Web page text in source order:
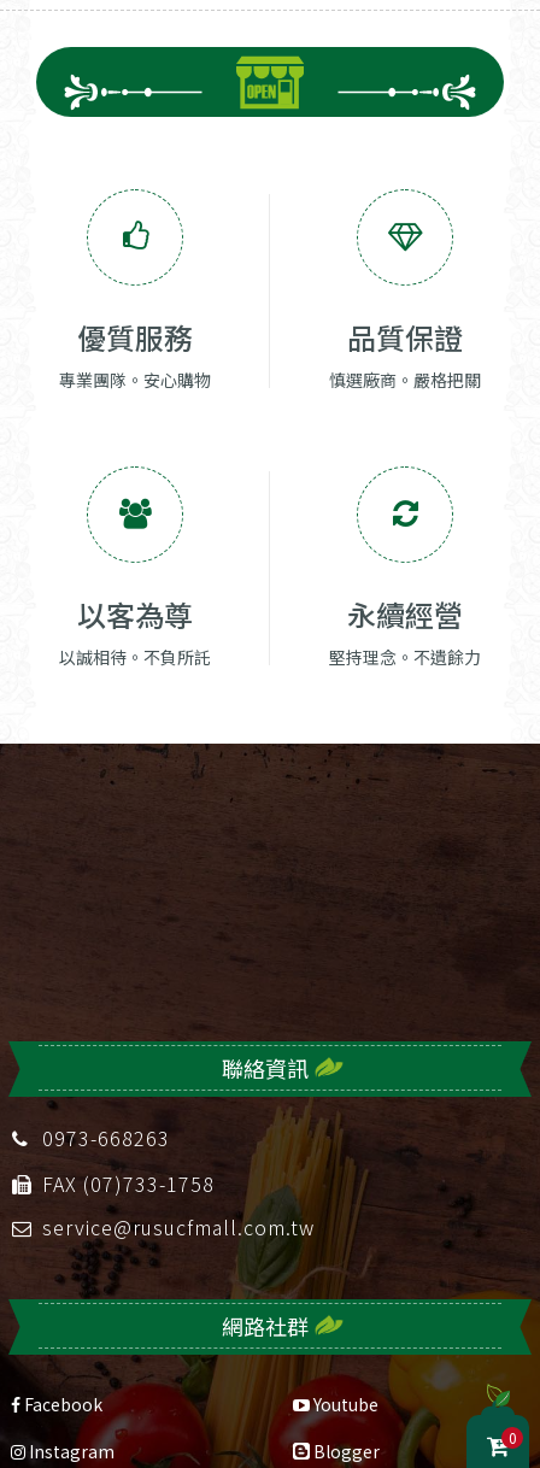
優質服務
專業團隊。安心購物
品質保證
慎選廠商。嚴格把關
以客為尊
以誠相待。不負所託
永續經營
堅持理念。不遺餘力
聯絡資訊
0973-668263
FAX (07)733-1758
service@rusucfmall.com.tw
網路社群
Facebook
Instagram
Youtube
Blogger
0